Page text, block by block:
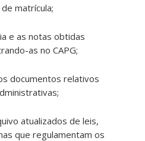
matrícula;
e as notas obtidas
as no CAPG;
documentos relativos
atualizados de leis,
que regulamentam os